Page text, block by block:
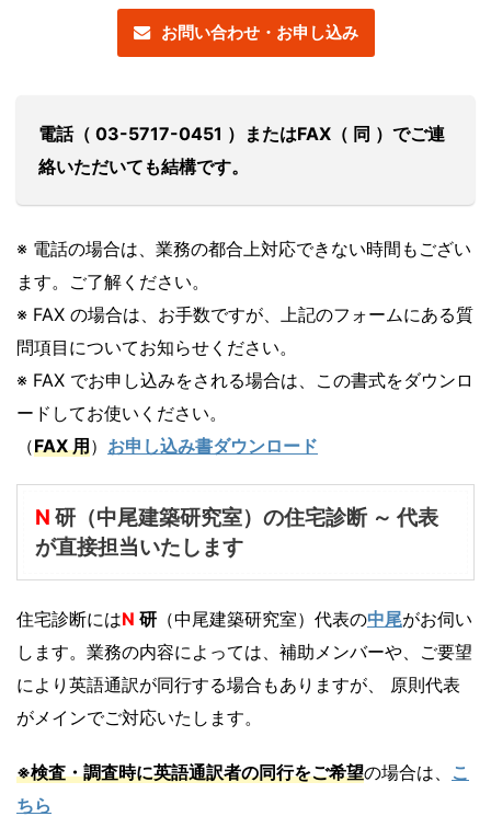
お問い合わせ・お申し込み
電話（ 03-5717-0451 ）またはFAX（ 同 ）でご連
絡いただいても結構です。
※ 電話の場合は、業務の都合上対応できない時間もござい
ます。ご了解ください。
※ FAX の場合は、お手数ですが、上記のフォームにある質
問項目についてお知らせください。
※ FAX でお申し込みをされる場合は、この書式をダウンロ
ードしてお使いください。
（FAX 用） お申し込み書ダウンロード
N 研（中尾建築研究室）の住宅診断 ～ 代表
が直接担当いたします
住宅診断にはN 研 （中尾建築研究室）代表の中尾がお伺い
します。業務の内容によっては、補助メンバーや、ご要望
により英語通訳が同行する場合もありますが、 原則代表
がメインでご対応いたします。
※検査・調査時に英語通訳者の同行をご希望の場合は、 こ
ちら